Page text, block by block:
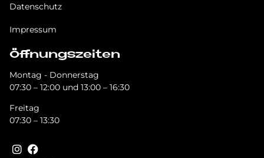
Datenschutz
Impressum
Öffnungszeiten
Montag - Donnerstag
07:30 – 12:00 und 13:00 – 16:30
Freitag
07:30 – 13:30